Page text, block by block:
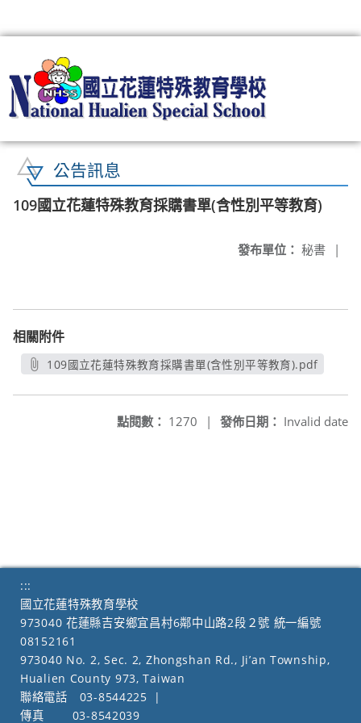
公告訊息
109國立花蓮特殊教育採購書單(含性別平等教育)
發布單位： 秘書 |
相關附件
109國立花蓮特殊教育採購書單(含性別平等教育).pdf
發佈日期： Invalid date
點閱數： 1270 |
:::
國立花蓮特殊教育學校
973040 花蓮縣吉安鄉宜昌村6鄰中山路2段２號 統一編號
08152161
973040 No. 2, Sec. 2, Zhongshan Rd., Ji’an Township,
Hualien County 973, Taiwan
聯絡電話
03-8544225
|
傳真
03-8542039